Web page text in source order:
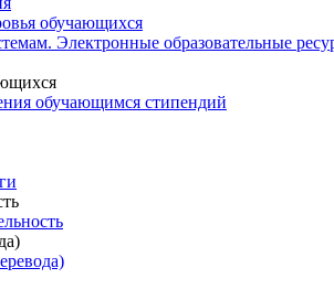
обучающихся
Электронные образовательные
обучающимся стипендий